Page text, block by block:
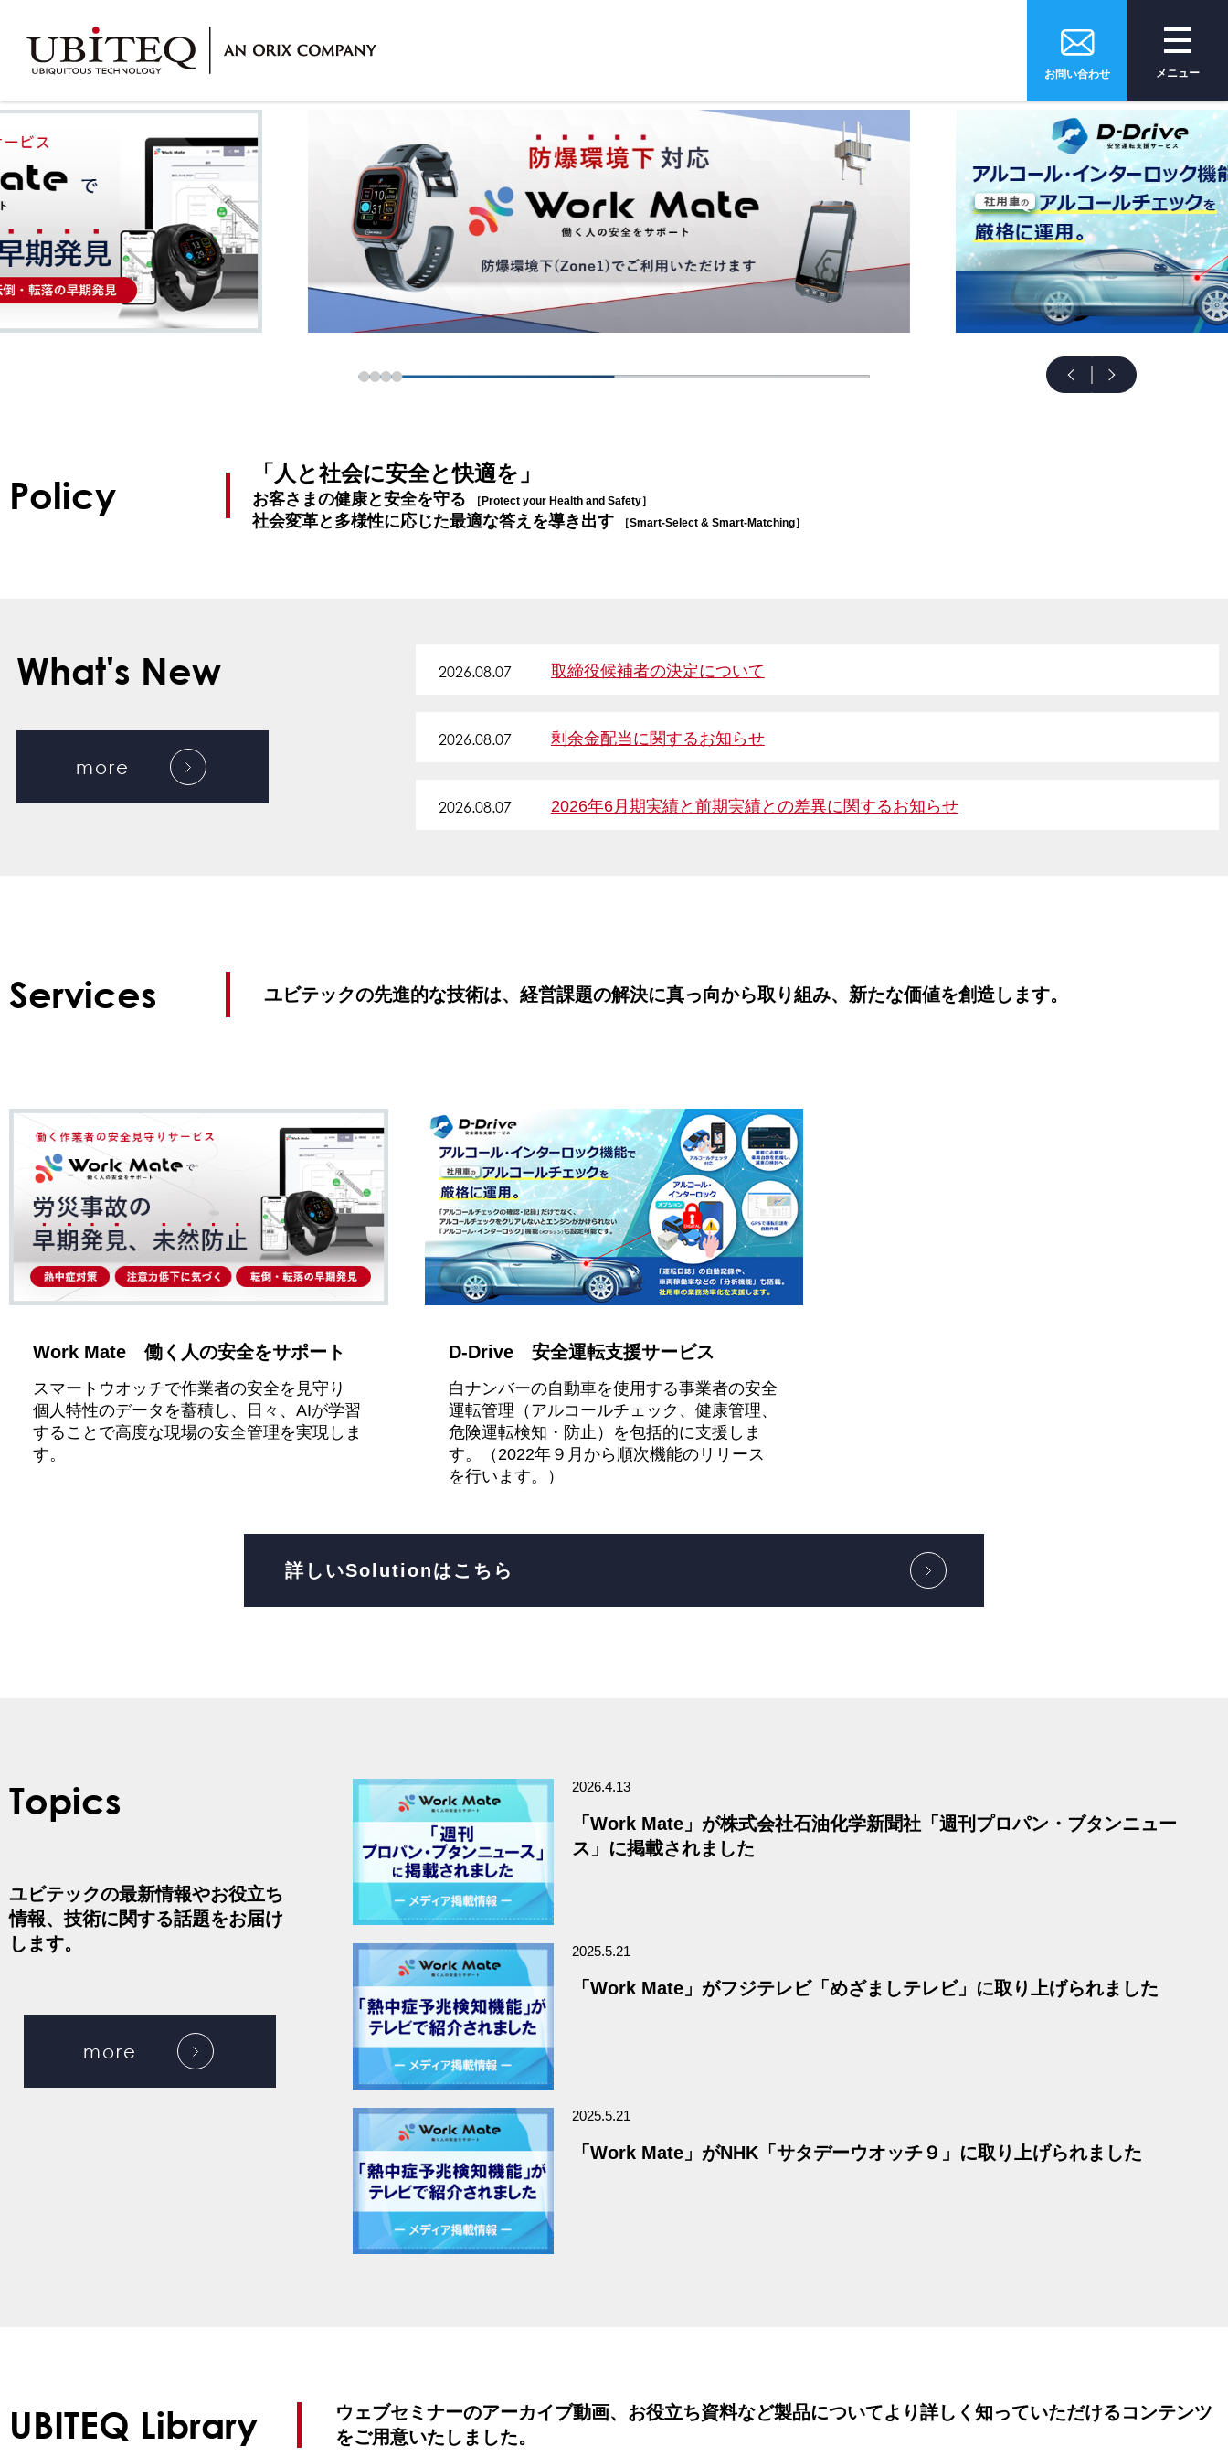
お問い合わせ メニュー
Who
私たちについて
What
How
Where
Home トップページ
Services サービス
働く人の安全をサポート 支援サービス
Solution
What's New
Contact
匿名加工情報の取扱いについて
Policy
「人と社会に安全と快適を」
お客さまの健康と安全を守る ［Protect your Health and Safety］
社会変革と多様性に応じた最適な答えを導き出す ［Smart-Select & Smart-Matching］
What's New
more
2026.08.07 取締役候補者の決定について
2026.08.07 剰余金配当に関するお知らせ
2026.08.07 2026年6月期実績と前期実績との差異に関するお知らせ
Services ユビテックの先進的な技術は、経営課題の解決に真っ向から取り組み、新たな価値を創造します。
Work Mate 働く人の安全をサポート
スマートウオッチで作業者の安全を見守り
個人特性のデータを蓄積し、日々、AIが学習
することで高度な現場の安全管理を実現しま
す。
D-Drive 安全運転支援サービス
白ナンバーの自動車を使用する事業者の安全
運転管理（アルコールチェック、健康管理、
危険運転検知・防止）を包括的に支援しま
す。（2022年９月から順次機能のリリース
を行います。）
詳しいSolutionはこちら
Topics
ユビテックの最新情報やお役立ち
情報、技術に関する話題をお届け
します。
more
2026.4.13
「Work Mate」が株式会社石油化学新聞社「週刊プロパン・ブタンニュー
ス」に掲載されました
2025.5.21
「Work Mate」がフジテレビ「めざましテレビ」に取り上げられました
2025.5.21
「Work Mate」がNHK「サタデーウオッチ９」に取り上げられました
UBITEQ Library
ウェブセミナーのアーカイブ動画、お役立ち資料など製品についてより詳しく知っていただけるコンテンツ
をご用意いたしました。